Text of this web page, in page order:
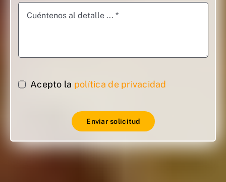
Acepto la política de privacidad
Enviar solicitud